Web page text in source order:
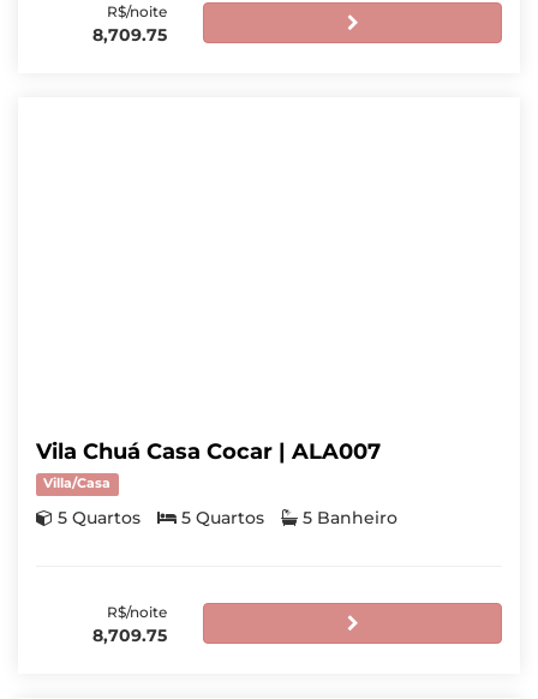
R$/noite
8,709.75
Vila Chuá Casa Cocar | ALA007
Villa/Casa
5 Quartos 5 Quartos 5 Banheiro
R$/noite
8,709.75